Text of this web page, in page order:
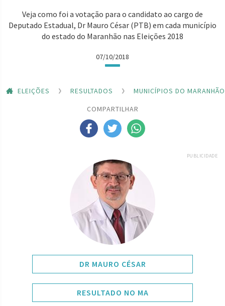
Veja como foi a votação para o candidato ao cargo de
Deputado Estadual, Dr Mauro César (PTB) em cada município
do estado do Maranhão nas Eleições 2018
07/10/2018
ELEIÇÕES RESULTADOS
MUNICÍPIOS DO MARANHÃO
COMPARTILHAR
PUBLICIDADE
DR MAURO CÉSAR
RESULTADO NO MA